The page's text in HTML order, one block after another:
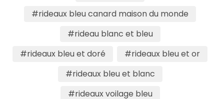
#rideaux bleu canard maison du monde
#rideau blanc et bleu
#rideaux bleu et doré
#rideaux bleu et or
#rideaux bleu et blanc
#rideaux voilage bleu